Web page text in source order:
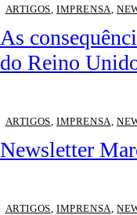
ARTIGOS IMPRENSA
As
do Reino
ARTIGOS IMPRENSA
Newsletter
ARTIGOS IMPRENSA